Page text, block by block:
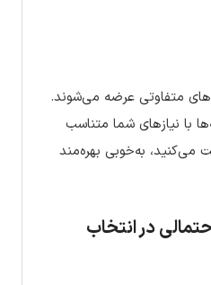
متفاوتی عرضه می‌شوند.
با نیازهای شما متناسب
می‌کنید، به‌خوبی بهره‌مند
در انتخاب